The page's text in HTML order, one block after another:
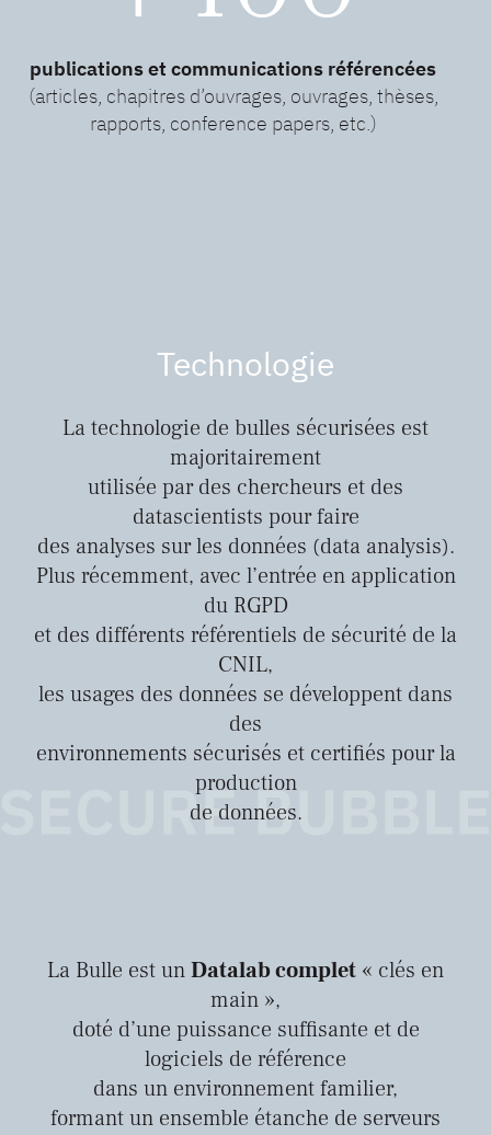
publications et communications référencées
(articles, chapitres d’ouvrages, ouvrages, thèses,
rapports, conference papers, etc.)
Technologie
La technologie de bulles sécurisées est
majoritairement
utilisée par des chercheurs et des
datascientists pour faire
des analyses sur les données (data analysis).
Plus récemment, avec l’entrée en application
du RGPD
et des différents référentiels de sécurité de la
CNIL,
les usages des données se développent dans
des
environnements sécurisés et certifiés pour la
production
de données.
La Bulle est unDatalab complet « clés en
main »,
doté d’une puissance suffisante et de
logiciels de référence
dans un environnement familier,
formant un ensemble étanche de serveurs